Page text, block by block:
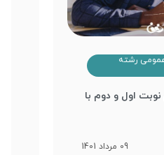
رشته
اول و دوم با
09 مرداد 1401